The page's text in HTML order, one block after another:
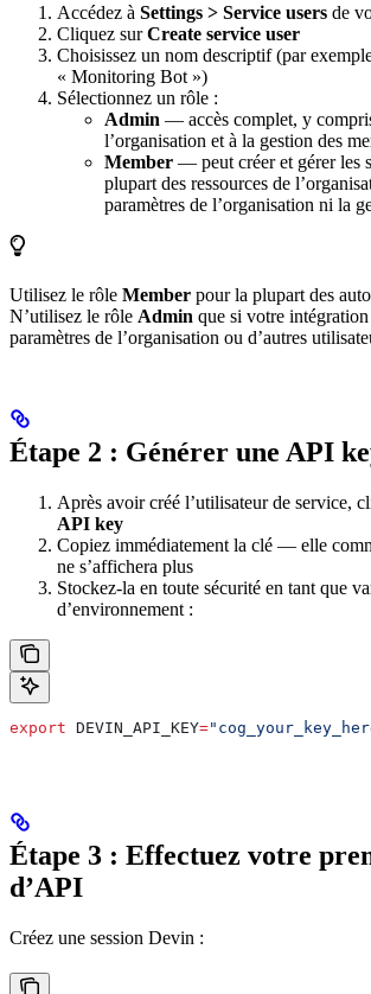
Accédez à Settings > Service users de
Cliquez surCreate service user
Choisissez un nom descriptif (par
« Monitoring Bot »)
Sélectionnez un rôle :
Admin — accès complet, y
l’organisation et à la gestion des
Member — peut créer et gérer les
plupart des ressources de
paramètres de l’organisation ni la
Utilisez le rôle Member pour la plupart des
N’utilisez le rôle Admin que si votre
paramètres de l’organisation ou d’autres
Étape 2 : Générer une API
Après avoir créé l’utilisateur de service,
API key
Copiez immédiatement la clé — elle
ne s’affichera plus
Stockez-la en toute sécurité en tant que
d’environnement :
export DEVIN_API_KEY=
Étape 3 : Effectuez votre
d’API
Créez une session Devin :